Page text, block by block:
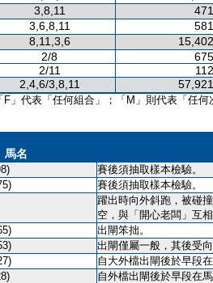
3,8,11
3,6,8,11
8,11,3,6
2/8
2/11
2,4,6/3,8,11
」代表「任何組合」；「M」則代表「任何
馬名
賽後須抽取樣本檢驗。
賽後須抽取樣本檢驗。
躍出時向外斜跑，被碰
空，與「開心老闆」互
出閘笨拙。
出閘僅屬一般，其後受
自大外檔出閘後於早段
自外檔出閘後於早段在